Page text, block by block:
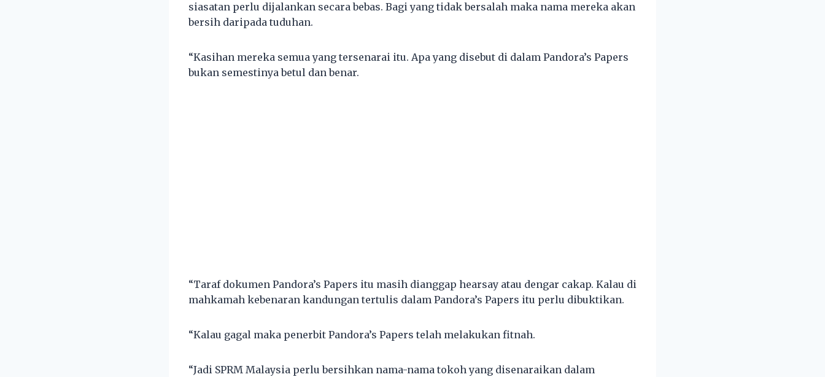
siasatan perlu dijalankan secara bebas. Bagi yang tidak bersalah maka nama mereka akan
bersih daripada tuduhan.
“Kasihan mereka semua yang tersenarai itu. Apa yang disebut di dalam Pandora’s Papers
bukan semestinya betul dan benar.
“Taraf dokumen Pandora’s Papers itu masih dianggap hearsay atau dengar cakap. Kalau di
mahkamah kebenaran kandungan tertulis dalam Pandora’s Papers itu perlu dibuktikan.
“Kalau gagal maka penerbit Pandora’s Papers telah melakukan fitnah.
“Jadi SPRM Malaysia perlu bersihkan nama-nama tokoh yang disenaraikan dalam